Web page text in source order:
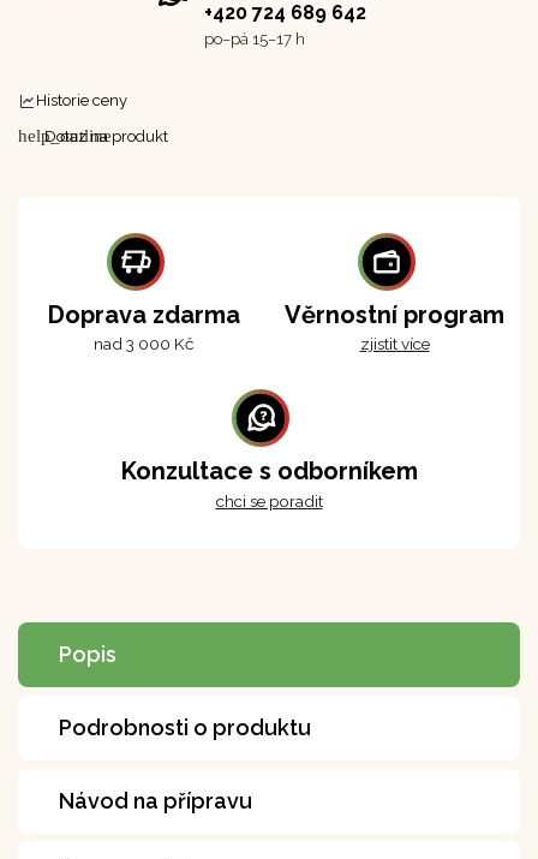
+420 724 689 642
po–⁠⁠⁠⁠⁠⁠pá 15–17 h
Historie ceny
help_outline
Dotaz na produkt
Doprava zdarma
nad 3 000 Kč
Věrnostní program
zjistit více
Konzultace s odborníkem
chci se poradit
Popis
Podrobnosti o produktu
Návod na přípravu